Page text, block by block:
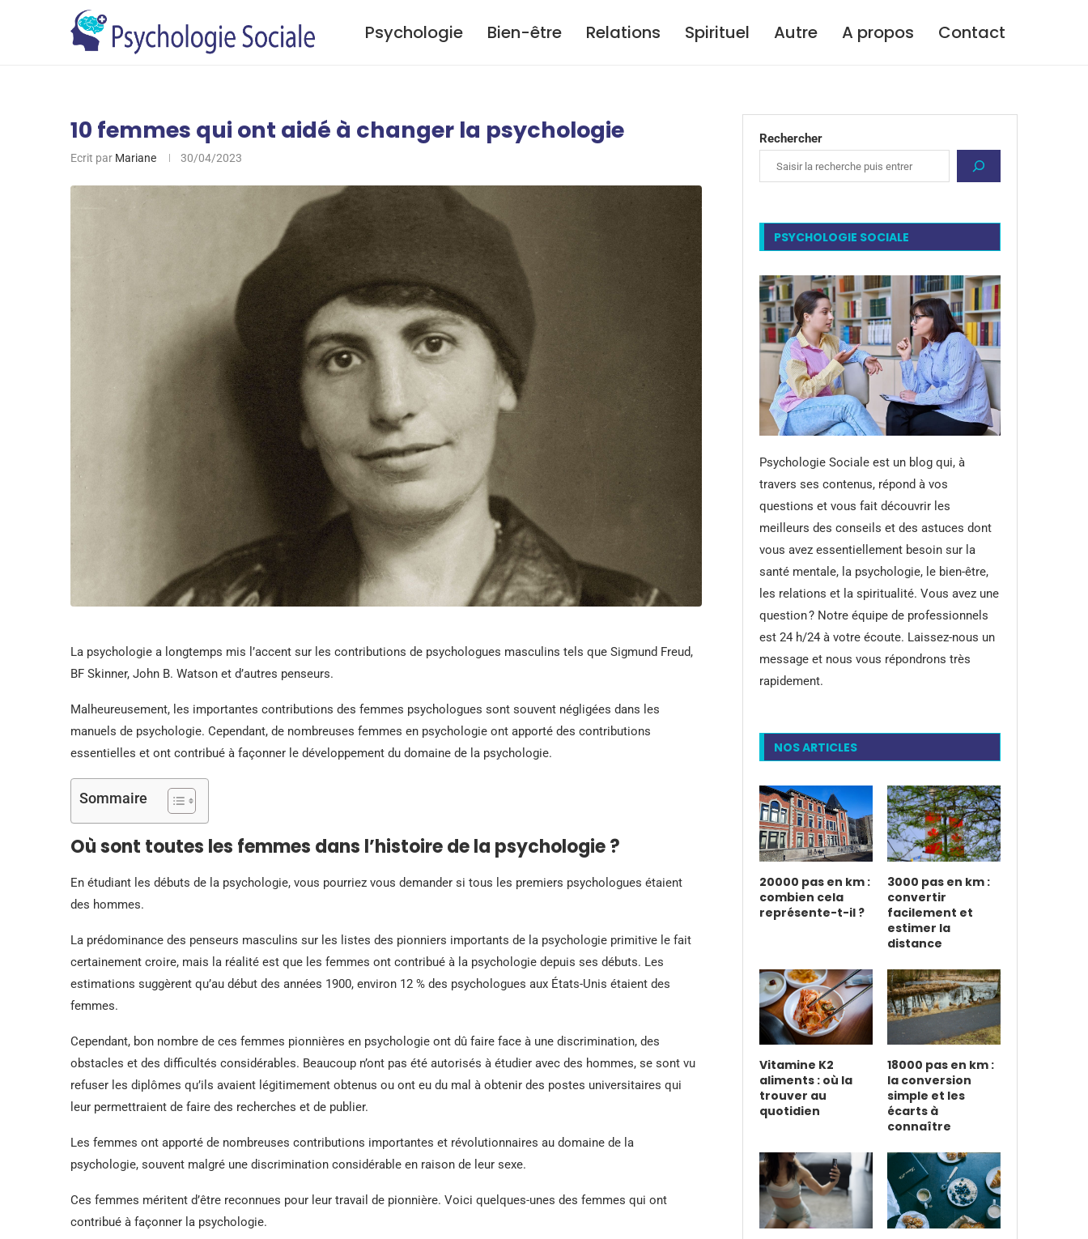
Psychologie Bien-être Relations Spirituel Autre A propos Contact
10 femmes qui ont aidé à changer la psychologie
Ecrit par Mariane 30/04/2023
La psychologie a longtemps mis l’accent sur les contributions de psychologues masculins tels que Sigmund Freud,
BF Skinner, John B. Watson et d’autres penseurs.
Malheureusement, les importantes contributions des femmes psychologues sont souvent négligées dans les
manuels de psychologie. Cependant, de nombreuses femmes en psychologie ont apporté des contributions
essentielles et ont contribué à façonner le développement du domaine de la psychologie.
Sommaire
Où sont toutes les femmes dans l’histoire de la psychologie ?
En étudiant les débuts de la psychologie, vous pourriez vous demander si tous les premiers psychologues étaient
des hommes.
La prédominance des penseurs masculins sur les listes des pionniers importants de la psychologie primitive le fait
certainement croire, mais la réalité est que les femmes ont contribué à la psychologie depuis ses débuts. Les
estimations suggèrent qu’au début des années 1900, environ 12 % des psychologues aux États-Unis étaient des
femmes.
Cependant, bon nombre de ces femmes pionnières en psychologie ont dû faire face à une discrimination, des
obstacles et des difficultés considérables. Beaucoup n’ont pas été autorisés à étudier avec des hommes, se sont vu
refuser les diplômes qu’ils avaient légitimement obtenus ou ont eu du mal à obtenir des postes universitaires qui
leur permettraient de faire des recherches et de publier.
Les femmes ont apporté de nombreuses contributions importantes et révolutionnaires au domaine de la
psychologie, souvent malgré une discrimination considérable en raison de leur sexe.
Ces femmes méritent d’être reconnues pour leur travail de pionnière. Voici quelques-unes des femmes qui ont
contribué à façonner la psychologie.
Rechercher
PSYCHOLOGIE SOCIALE
Psychologie Sociale est un blog qui, à
travers ses contenus, répond à vos
questions et vous fait découvrir les
meilleurs des conseils et des astuces dont
vous avez essentiellement besoin sur la
santé mentale, la psychologie, le bien-être,
les relations et la spiritualité. Vous avez une
question ? Notre équipe de professionnels
est 24 h/24 à votre écoute. Laissez-nous un
message et nous vous répondrons très
rapidement.
NOS ARTICLES
20000 pas en km :
combien cela
représente-t-il ?
3000 pas en km :
convertir
facilement et
estimer la
distance
Vitamine K2
aliments : où la
trouver au
quotidien
18000 pas en km :
la conversion
simple et les
écarts à
connaître